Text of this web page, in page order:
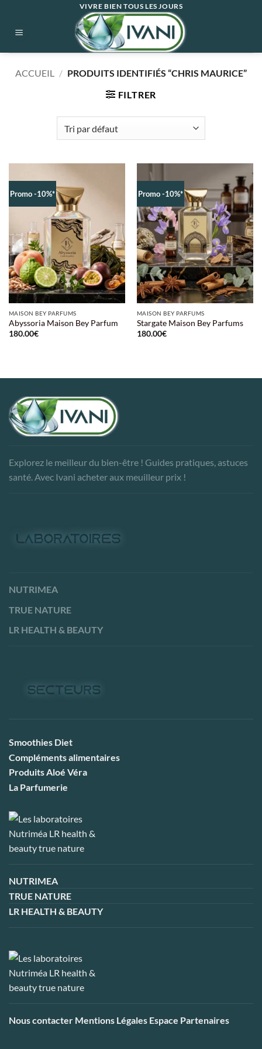
contenu
VIVRE BIEN TOUS LES JOURS
ACCUEIL / PRODUITS IDENTIFIÉS “CHRIS MAURICE”
FILTRER
Promo -10%*
MAISON BEY PARFUMS
Abyssoria Maison Bey Parfum
180.00€
Promo -10%*
MAISON BEY PARFUMS
Stargate Maison Bey Parfums
180.00€
Explorez le meilleur du bien-être ! Guides pratiques, astuces
santé. Avec Ivani acheter aux meuilleur prix !
NUTRIMEA
TRUE NATURE
LR HEALTH & BEAUTY
Smoothies Diet
Compléments alimentaires
Produits Aloé Véra
La Parfumerie
NUTRIMEA
TRUE NATURE
LR HEALTH & BEAUTY
Nous contacter Mentions Légales Espace Partenaires